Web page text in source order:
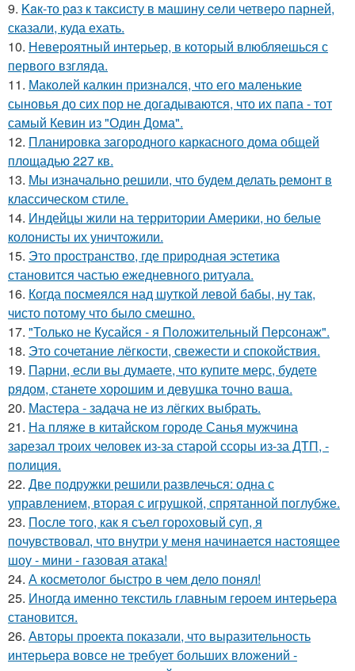
9. Kaк-то paз к таксисту в машину ceли четверо парней,
сказали, куда ехать.
10. Невероятный интерьер, в который влюбляешься с
первого взгляда.
11. Маколей калкин признался, что его маленькие
сыновья до сих пор не догадываются, что их папа - тот
самый Кевин из "Один Дома".
12. Планировка загородного каркасного дома общей
площадью 227 кв.
13. Мы изначально решили, что будем делать ремонт в
классическом стиле.
14. Индейцы жили на территории Америки, но белые
колонисты их уничтожили.
15. Это пространство, где природная эстетика
становится частью ежедневного ритуала.
16. Когда посмеялся над шуткой левой бабы, ну так,
чисто потому что было смешно.
17. "Только не Кусайся - я Положительный Персонаж".
18. Это сочетание лёгкости, свежести и спокойствия.
19. Парни, если вы думаете, что купите мерс, будете
рядом, станете хорошим и девушка точно ваша.
20. Мастера - задача не из лёгких выбрать.
21. На пляже в китайском городе Санья мужчина
зарезал троих человек из-за старой ссоры из-за ДТП, -
полиция.
22. Две подружки решили развлечься: одна с
управлением, вторая с игрушкой, спрятанной поглубже.
23. После того, как я съел гороховый суп, я
почувствовал, что внутри у меня начинается настоящее
шоу - мини - газовая атака!
24. А косметолог быстро в чем дело понял!
25. Иногда именно текстиль главным героем интерьера
становится.
26. Авторы проекта показали, что выразительность
интерьера вовсе не требует больших вложений -